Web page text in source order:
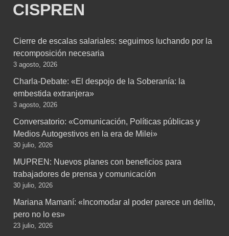
CISPREN
Cierre de escalas salariales: seguimos luchando por la
recomposición necesaria
3 agosto, 2026
Charla-Debate: «El despojo de la Soberanía: la
embestida extranjera»
3 agosto, 2026
Conversatorio: «Comunicación, Políticas públicas y
Medios Autogestivos en la era de Milei»
30 julio, 2026
MUPREN: Nuevos planes con beneficios para
trabajadores de prensa y comunicación
30 julio, 2026
Mariana Mamaní: «Incomodar al poder parece un delito,
pero no lo es»
23 julio, 2026